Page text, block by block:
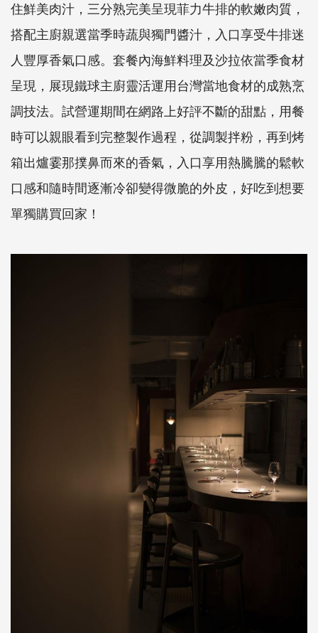
住鮮美肉汁，三分熟完美呈現菲力牛排的軟嫩肉質，
搭配主廚親選當季時蔬與獨門醬汁，入口享受牛排迷
人豐厚香氣口感。套餐內海鮮料理及沙拉依當季食材
呈現，展現鐵球主廚靈活運用台灣當地食材的成熟烹
調技法。試營運期間在網路上好評不斷的甜點，用餐
時可以親眼看到完整製作過程，從調製拌粉，再到烤
箱出爐霎那撲鼻而來的香氣，入口享用熱騰騰的鬆軟
口感和隨時間逐漸冷卻變得微脆的外皮，好吃到想要
單獨購買回家！